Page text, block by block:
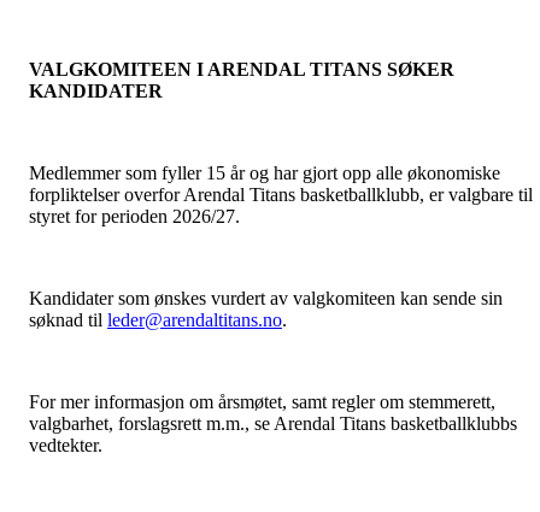
VALGKOMITEEN I ARENDAL TITANS SØKER
KANDIDATER
Medlemmer som fyller 15 år og har gjort opp alle økonomiske
forpliktelser overfor Arendal Titans basketballklubb, er valgbare til
styret for perioden 2026/27.
Kandidater som ønskes vurdert av valgkomiteen kan sende sin
søknad til leder@arendaltitans.no.
For mer informasjon om årsmøtet, samt regler om stemmerett,
valgbarhet, forslagsrett m.m., se Arendal Titans basketballklubbs
vedtekter.